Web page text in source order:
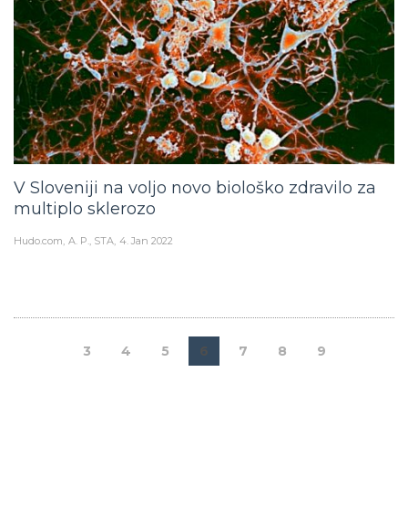
V Sloveniji na voljo novo biološko zdravilo za
multiplo sklerozo
Hudo.com A. P., STA 4. Jan 2022
3 4 5 6 7 8 9